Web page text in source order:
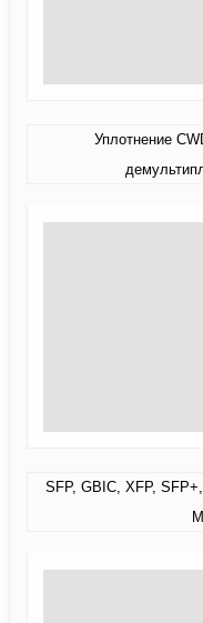
Уплотнение
SFP, GBIC, XFP,